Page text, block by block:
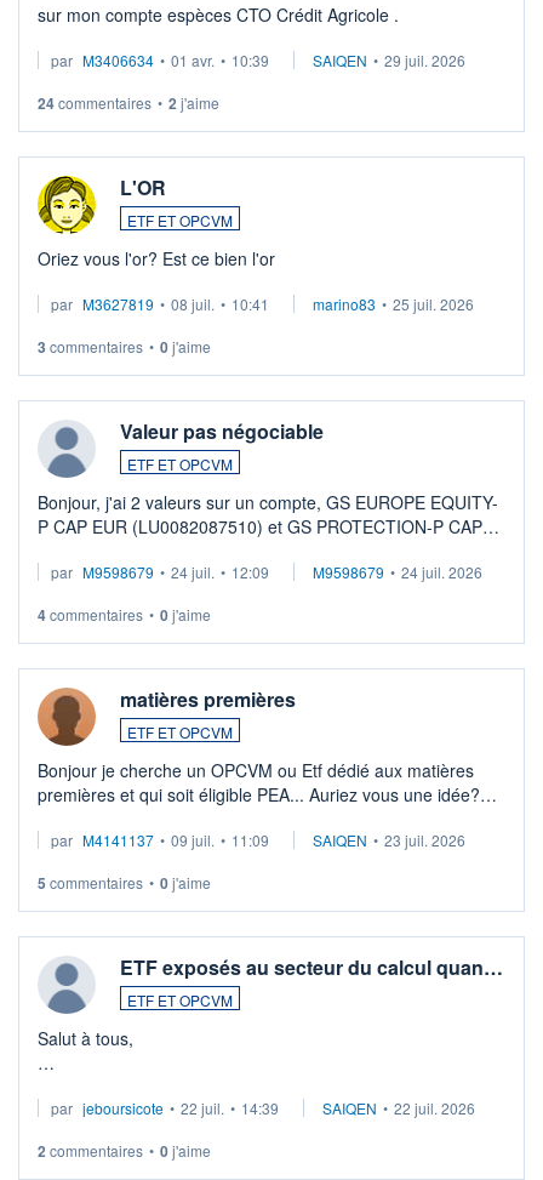
sur mon compte espèces CTO Crédit Agricole .
par M3406634 • 01 avr. • 10:39 SAIQEN • 29 juil. 2026
24commentaires • 2 j'aime
L'OR
ETF ET OPCVM
Oriez vous l'or? Est ce bien l'or
par M3627819 • 08 juil. • 10:41 marino83 • 25 juil. 2026
3 commentaires • 0j'aime
Valeur pas négociable
ETF ET OPCVM
Bonjour, j'ai 2 valeurs sur un compte, GS EUROPE EQUITY-
P CAP EUR (LU0082087510) et GS PROTECTION-P CAP
veux procéder à la vente, on me signale ...
par M9598679 • 24 juil. • 12:09 M9598679 • 24 juil. 2026
4commentaires • 0j'aime
matières premières
ETF ET OPCVM
Bonjour je cherche un OPCVM ou Etf dédié aux matières
premières et qui soit éligible PEA... Auriez vous une idée?
par M4141137 • 09 juil. • 11:09 SAIQEN • 23 juil. 2026
5 commentaires • 0j'aime
ETF exposés au secteur du calcul quan…
ETF ET OPCVM
Salut à tous,
via un ETF plutôt que des actions individuelles.
Idéalement, je voudrais qu'il soit éligible au PEA.
par jeboursicote • 22 juil. • 14:39 SAIQEN • 22 juil. 2026
2 commentaires • 0j'aime